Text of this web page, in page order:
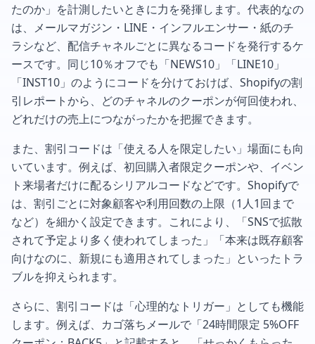
たのか」を計測したいときに力を発揮します。代表的なの
は、メールマガジン・LINE・インフルエンサー・紙のチ
ラシなど、配信チャネルごとに異なるコードを発行するケ
ースです。同じ10％オフでも「NEWS10」「LINE10」
「INST10」のようにコードを分けておけば、Shopifyの割
引レポートから、どのチャネルのクーポンが何回使われ、
どれだけの売上につながったかを把握できます。
また、割引コードは「使える人を限定したい」場面にも向
いています。例えば、初回購入者限定クーポンや、イベン
ト来場者だけに配るシリアルコードなどです。Shopifyで
は、割引ごとに対象顧客や利用回数の上限（1人1回まで
など）を細かく設定できます。これにより、「SNSで拡散
されて予定より多く使われてしまった」「本来は既存顧客
向けなのに、新規にも適用されてしまった」といったトラ
ブルを抑えられます。
さらに、割引コードは「心理的なトリガー」としても機能
します。例えば、カゴ落ちメールで「24時間限定 5%OFF